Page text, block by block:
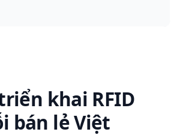
khai RFID
bán lẻ Việt